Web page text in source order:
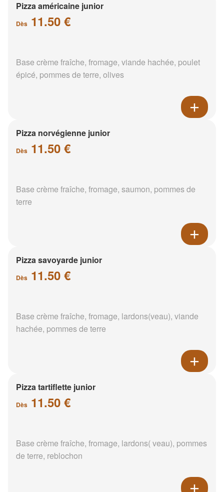
Pizza américaine junior
Dès 11.50 €
Base crème fraîche, fromage, viande hachée, poulet
épicé, pommes de terre, olives
Pizza norvégienne junior
Dès 11.50 €
Base crème fraîche, fromage, saumon, pommes de
terre
Pizza savoyarde junior
Dès 11.50 €
Base crème fraîche, fromage, lardons(veau), viande
hachée, pommes de terre
Pizza tartiflette junior
Dès 11.50 €
Base crème fraîche, fromage, lardons( veau), pommes
de terre, reblochon